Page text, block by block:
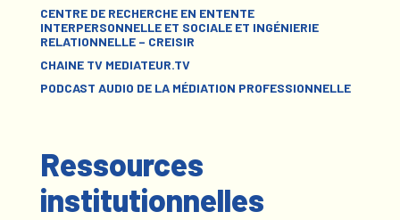
CENTRE DE RECHERCHE EN ENTENTE
INTERPERSONNELLE ET SOCIALE ET INGÉNIERIE
RELATIONNELLE – CREISIR
CHAINE TV MEDIATEUR.TV
PODCAST AUDIO DE LA MÉDIATION PROFESSIONNELLE
Ressources
institutionnelles